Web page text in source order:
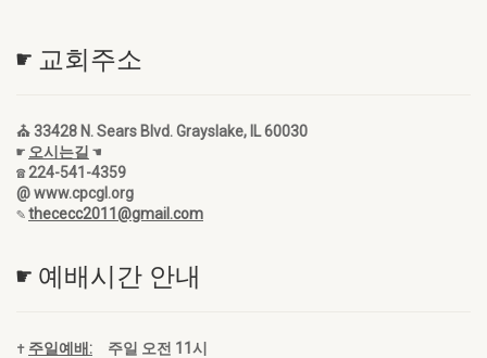
☛ 교회주소
⛪ 33428 N. Sears Blvd. Grayslake, IL 60030
☛ 오시는길 ☚
☎ 224-541-4359
@ www.cpcgl.org
✎thececc2011@gmail.com
☛ 예배시간 안내
✝ 주일예배:
주일 오전 11시